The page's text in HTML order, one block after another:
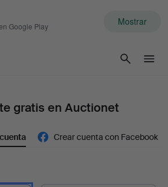
Google Play Mostrar
gratis en Auctionet
Crear cuenta con Facebook